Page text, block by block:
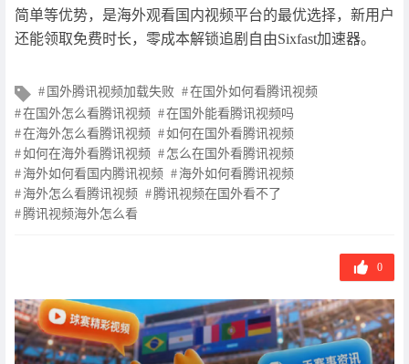
简单等优势，是海外观看国内视频平台的最优选择，新用户
还能领取免费时长，零成本解锁追剧自由Sixfast加速器。
文
章
标
签
国外腾讯视频加载失败
在国外如何看腾讯视频
在国外怎么看腾讯视频
在国外能看腾讯视频吗
在海外怎么看腾讯视频
如何在国外看腾讯视频
如何在海外看腾讯视频
怎么在国外看腾讯视频
海外如何看国内腾讯视频
海外如何看腾讯视频
海外怎么看腾讯视频
腾讯视频在国外看不了
腾讯视频海外怎么看
0